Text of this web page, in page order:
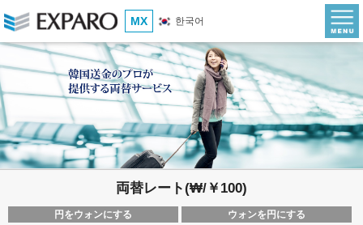
MX 한국어
両替レート(₩/￥100)
円をウォンにする ウォンを円にする